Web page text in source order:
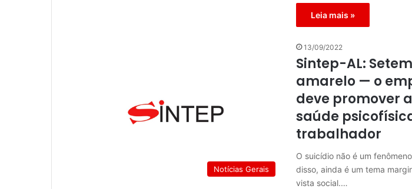
Leia mais »
Notícias Gerais
13/09/2022
Sintep-AL:
amarelo — o
deve promover
saúde
trabalhador
O suicídio não é um
disso, ainda é um tema
vista social.…